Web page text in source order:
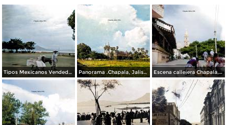
Tipos Mexicanos Vendedor de dulces Chapala, Jalisco 1961. Panorama .Chapala, Jalisco 1961. Escena callejera Chapala, Jalisco 1961..